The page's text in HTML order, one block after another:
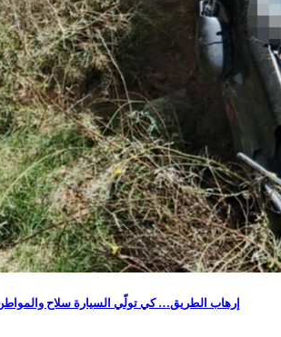
إرهاب الطريق… كي تولّي السيارة سلاح